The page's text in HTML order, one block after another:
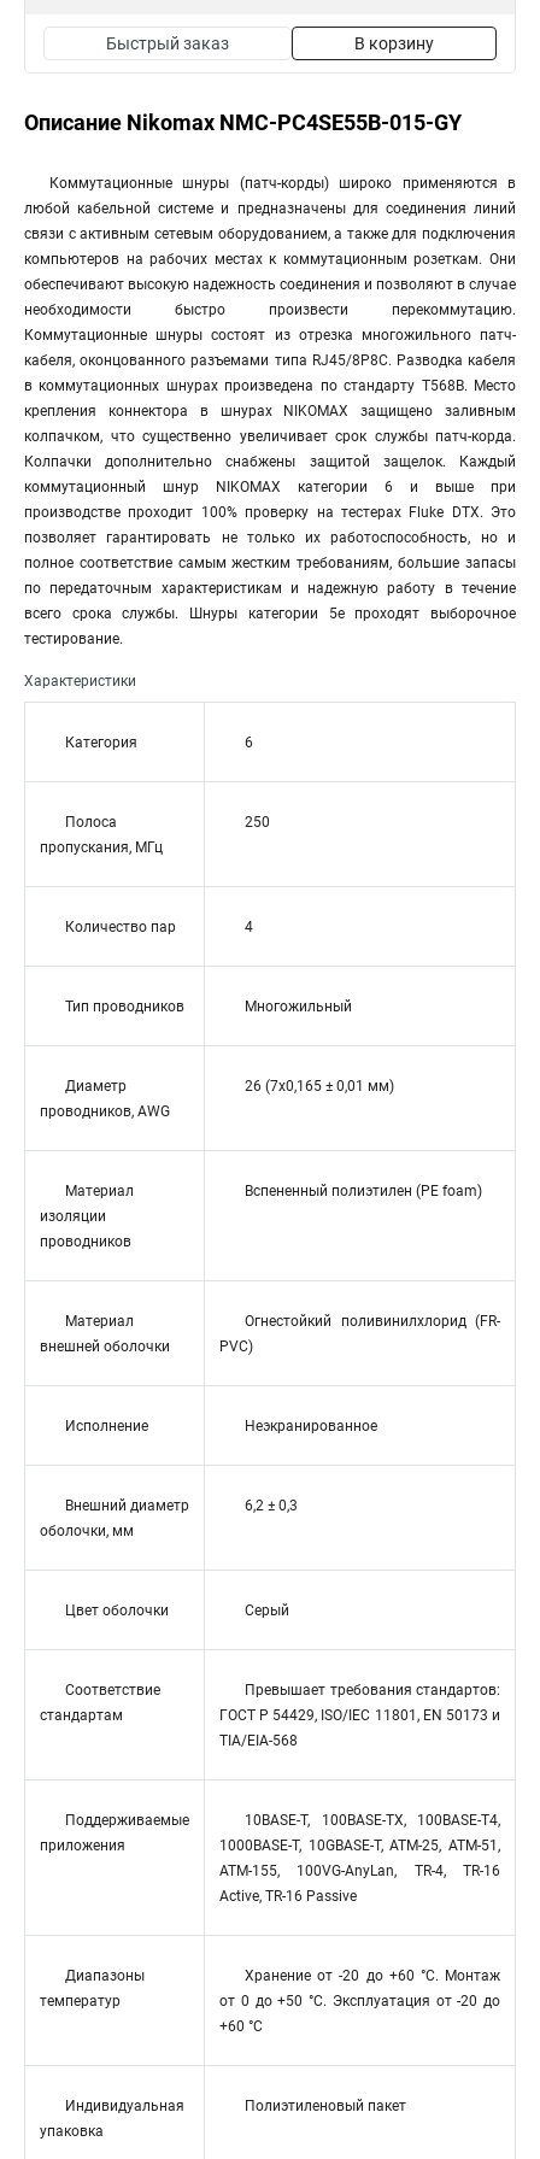
Быстрый заказ В корзину
Описание Nikomax NMC-PC4SE55B-015-GY
Коммутационные шнуры (патч-корды) широко применяются в
любой кабельной системе и предназначены для соединения линий
связи с активным сетевым оборудованием, а также для подключения
компьютеров на рабочих местах к коммутационным розеткам. Они
обеспечивают высокую надежность соединения и позволяют в случае
необходимости быстро произвести перекоммутацию.
Коммутационные шнуры состоят из отрезка многожильного патч-
кабеля, оконцованного разъемами типа RJ45/8P8C. Разводка кабеля
в коммутационных шнурах произведена по стандарту T568B. Место
крепления коннектора в шнурах NIKOMAX защищено заливным
колпачком, что существенно увеличивает срок службы патч-корда.
Колпачки дополнительно снабжены защитой защелок. Каждый
коммутационный шнур NIKOMAX категории 6 и выше при
производстве проходит 100% проверку на тестерах Fluke DTX. Это
позволяет гарантировать не только их работоспособность, но и
полное соответствие самым жестким требованиям, большие запасы
по передаточным характеристикам и надежную работу в течение
всего срока службы. Шнуры категории 5е проходят выборочное
тестирование.
Характеристики
Категория 6
Полоса
пропускания, МГц
250
Количество пар 4
Тип проводников Многожильный
Диаметр
проводников, AWG
26 (7x0,165 ± 0,01 мм)
Материал
изоляции
проводников
Вспененный полиэтилен (PE foam)
Материал
внешней оболочки
Огнестойкий поливинилхлорид (FR-
PVC)
Исполнение Неэкранированное
Внешний диаметр
оболочки, мм
6,2 ± 0,3
Цвет оболочки Серый
Соответствие
стандартам
Превышает требования стандартов:
ГОСТ Р 54429, ISO/IEC 11801, EN 50173 и
TIA/EIA-568
Поддерживаемые
приложения
10BASE-T, 100BASE-TX, 100BASE-T4,
1000BASE-T, 10GBASE-T, ATM-25, ATM-51,
ATM-155, 100VG-AnyLan, TR-4, TR-16
Active, TR-16 Passive
Диапазоны
температур
Хранение от -20 до +60 °C. Монтаж
от 0 до +50 °C. Эксплуатация от -20 до
+60 °C
Индивидуальная
упаковка
Полиэтиленовый пакет